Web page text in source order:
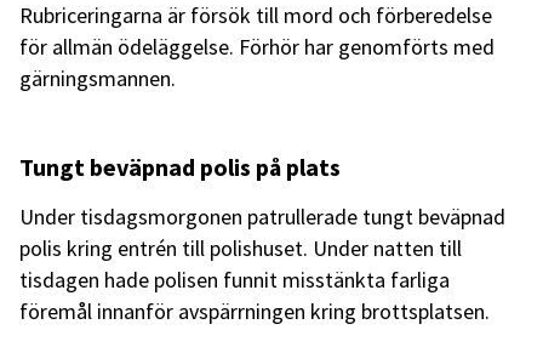
Rubriceringarna är försök till mord och förberedelse
för allmän ödeläggelse. Förhör har genomförts med
gärningsmannen.
Tungt beväpnad polis på plats
Under tisdagsmorgonen patrullerade tungt beväpnad
polis kring entrén till polishuset. Under natten till
tisdagen hade polisen funnit misstänkta farliga
föremål innanför avspärrningen kring brottsplatsen.